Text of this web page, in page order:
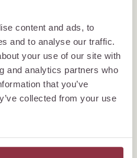
content and ads, to
and to analyse our traffic.
your use of our site with
and analytics partners who
that you’ve
collected from your use